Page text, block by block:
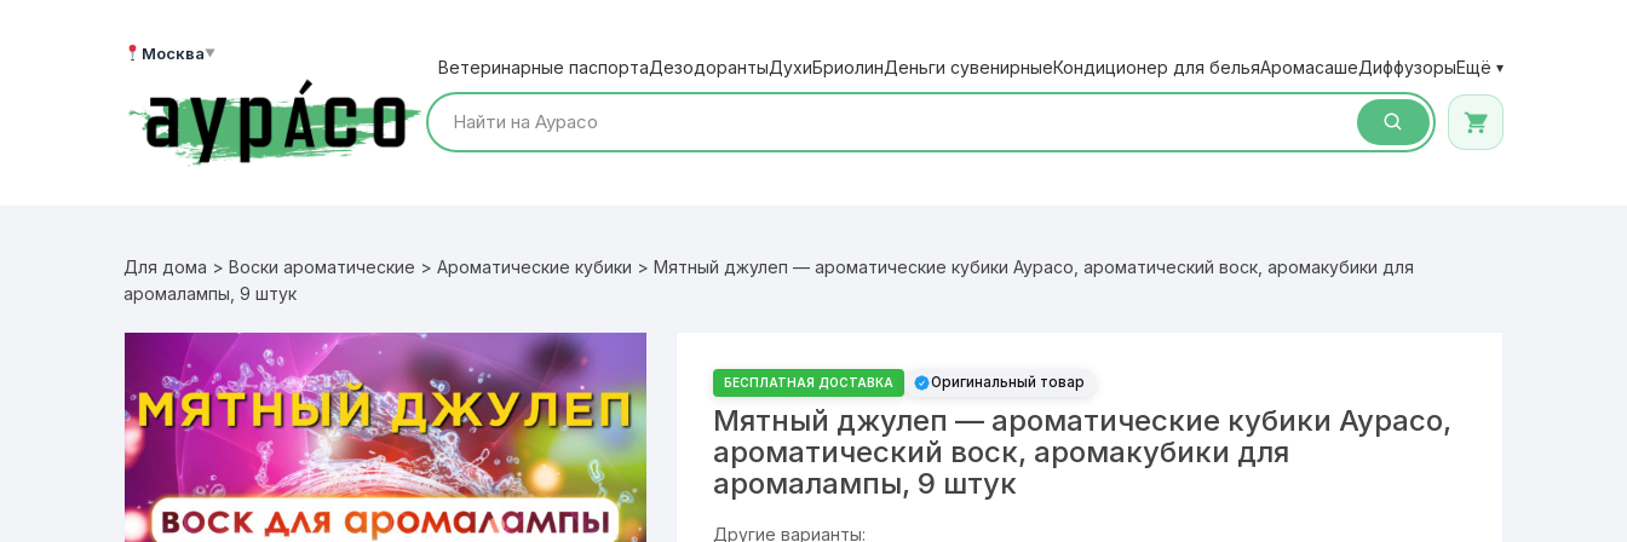
Москва▼
Ветеринарные паспортаДезодорантыДухиБриолинДеньги сувенирныеКондиционер для бельяАромасашеДиффузорыЕщё ▾
Для дома > Воски ароматические > Ароматические кубики > Мятный джулеп — ароматические кубики Аурасо, ароматический воск, аромакубики для
аромалампы, 9 штук
БЕСПЛАТНАЯ ДОСТАВКА Оригинальный товар
Мятный джулеп — ароматические кубики Аурасо,
ароматический воск, аромакубики для
аромалампы, 9 штук
Другие варианты: